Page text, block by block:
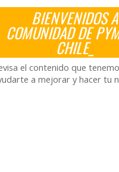
BIENVENIDOS
COMUNIDAD DE
CHILE_
el contenido que
a mejorar y hacer tu